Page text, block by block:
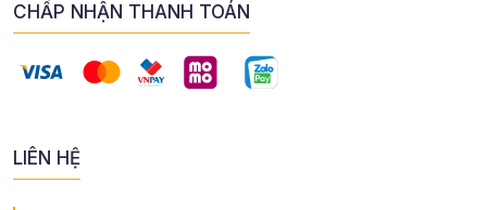
CHẤP NHẬN THANH TOÁN
LIÊN HỆ